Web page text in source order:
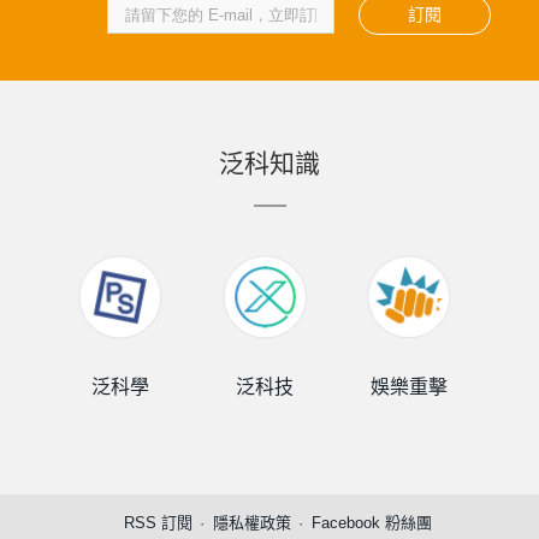
訂閱
泛科知識
泛科學 泛科技 娛樂重擊
RSS 訂閱 隱私權政策 Facebook 粉絲團